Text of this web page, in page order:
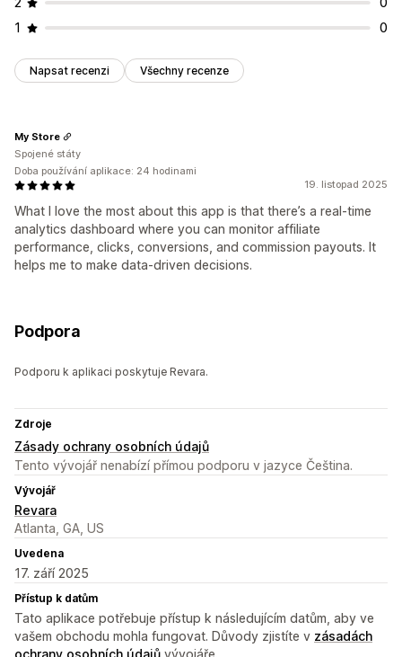
1
0
Napsat recenzi Všechny recenze
19. listopad 2025
What I love the most about this app is that there’s a real-time
analytics dashboard where you can monitor affiliate
performance, clicks, conversions, and commission payouts. It
helps me to make data-driven decisions.
My Store
Spojené státy
Doba používání aplikace: 24 hodinami
Podpora
Podporu k aplikaci poskytuje Revara.
Zdroje
Zásady ochrany osobních údajů
Tento vývojář nenabízí přímou podporu v jazyce Čeština.
Vývojář
Revara
Atlanta, GA, US
Uvedena
17. září 2025
Přístup k datům
Tato aplikace potřebuje přístup k následujícím datům, aby ve
vašem obchodu mohla fungovat. Důvody zjistíte v zásadách